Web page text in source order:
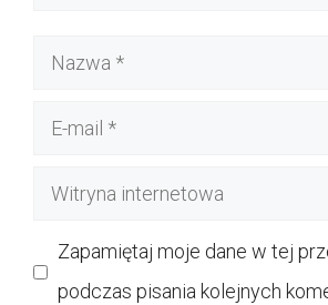
Nazwa
Witryna
Zapamiętaj moje dane w tej
podczas pisania kolejnych